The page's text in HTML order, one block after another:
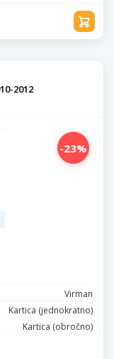
2012
-23%
Virman
Kartica (jednokratno)
Kartica (obročno)